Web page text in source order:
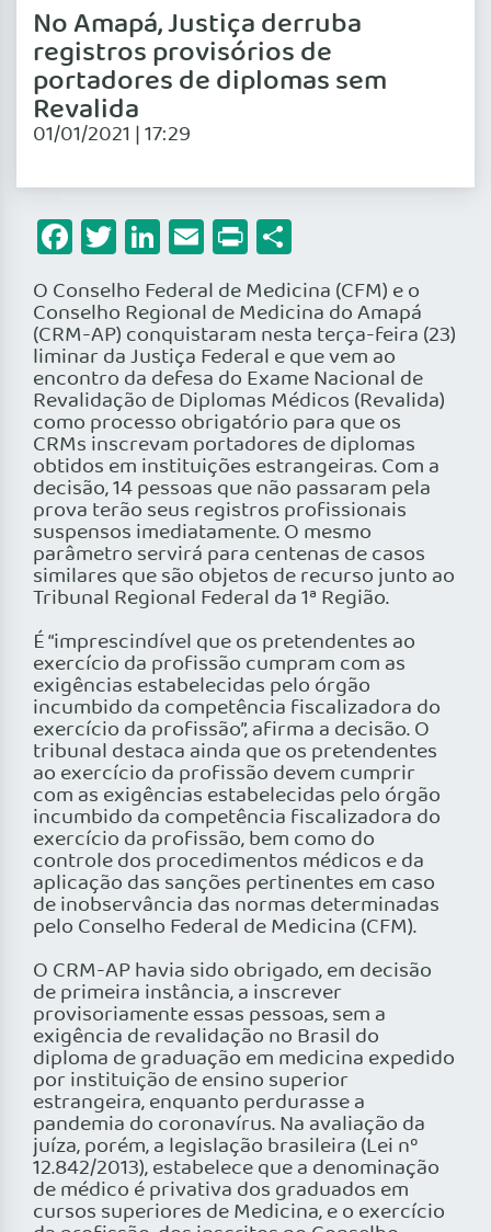
No Amapá, Justiça derruba
registros provisórios de
portadores de diplomas sem
Revalida
01/01/2021 | 17:29
Facebook
Twitter
LinkedIn
Email
Print
O Conselho Federal de Medicina (CFM) e o
Conselho Regional de Medicina do Amapá
(CRM-AP) conquistaram nesta terça-feira (23)
liminar da Justiça Federal e que vem ao
encontro da defesa do Exame Nacional de
Revalidação de Diplomas Médicos (Revalida)
como processo obrigatório para que os
CRMs inscrevam portadores de diplomas
obtidos em instituições estrangeiras. Com a
decisão, 14 pessoas que não passaram pela
prova terão seus registros profissionais
suspensos imediatamente. O mesmo
parâmetro servirá para centenas de casos
similares que são objetos de recurso junto ao
Tribunal Regional Federal da 1ª Região.
É “imprescindível que os pretendentes ao
exercício da profissão cumpram com as
exigências estabelecidas pelo órgão
incumbido da competência fiscalizadora do
exercício da profissão”, afirma a decisão. O
tribunal destaca ainda que os pretendentes
ao exercício da profissão devem cumprir
com as exigências estabelecidas pelo órgão
incumbido da competência fiscalizadora do
exercício da profissão, bem como do
controle dos procedimentos médicos e da
aplicação das sanções pertinentes em caso
de inobservância das normas determinadas
pelo Conselho Federal de Medicina (CFM).
O CRM-AP havia sido obrigado, em decisão
de primeira instância, a inscrever
provisoriamente essas pessoas, sem a
exigência de revalidação no Brasil do
diploma de graduação em medicina expedido
por instituição de ensino superior
estrangeira, enquanto perdurasse a
pandemia do coronavírus. Na avaliação da
juíza, porém, a legislação brasileira (Lei nº
12.842/2013), estabelece que a denominação
de médico é privativa dos graduados em
cursos superiores de Medicina, e o exercício